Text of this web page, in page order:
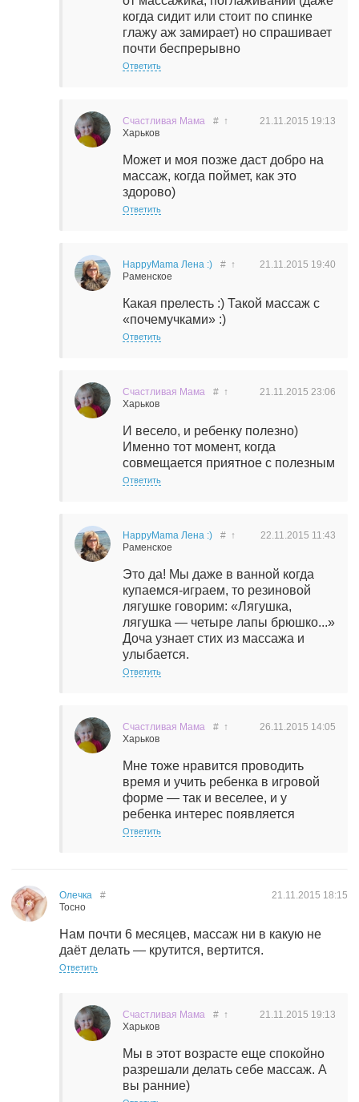
когда сидит или стоит по спинке
глажу аж замирает) но спрашивает
почти беспрерывно
Ответить
Счастливая Мама
Харьков
21.11.2015 19:13
# ↑
Может и моя позже даст добро на
массаж, когда поймет, как это
здорово)
Ответить
HappyMama Лена :)
Раменское
21.11.2015 19:40
# ↑
Какая прелесть :) Такой массаж с
«почемучками» :)
Ответить
Счастливая Мама
Харьков
21.11.2015 23:06
# ↑
И весело, и ребенку полезно)
Именно тот момент, когда
совмещается приятное с полезным
Ответить
HappyMama Лена :)
Раменское
22.11.2015 11:43
# ↑
Это да! Мы даже в ванной когда
купаемся-играем, то резиновой
лягушке говорим: «Лягушка,
лягушка — четыре лапы брюшко...»
Доча узнает стих из массажа и
улыбается.
Ответить
Счастливая Мама
Харьков
26.11.2015 14:05
# ↑
Мне тоже нравится проводить
время и учить ребенка в игровой
форме — так и веселее, и у
ребенка интерес появляется
Ответить
Олечка
Тосно
21.11.2015 18:15
#
Нам почти 6 месяцев, массаж ни в какую не
даёт делать — крутится, вертится.
Ответить
Счастливая Мама
Харьков
21.11.2015 19:13
# ↑
Мы в этот возрасте еще спокойно
разрешали делать себе массаж. А
вы ранние)